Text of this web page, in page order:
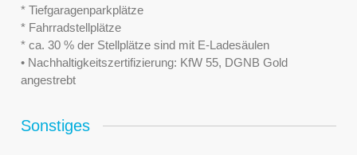
* Tiefgaragenparkplätze
* Fahrradstellplätze
* ca. 30 % der Stellplätze sind mit E-Ladesäulen
• Nachhaltigkeitszertifizierung: KfW 55, DGNB Gold
angestrebt
Sonstiges